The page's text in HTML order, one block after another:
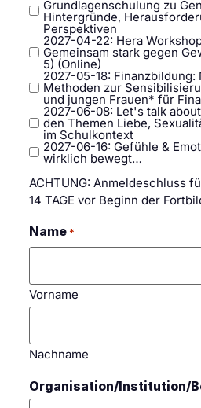
Grundlagenschulung zu
Hintergründe,
Perspektiven
2027-04-22: Hera
Gemeinsam stark gegen
5) (Online)
2027-05-18: Finanzbildung:
Methoden zur
und jungen Frauen* für
2027-06-08: Let's talk about - Zum Umgang mit
den Themen Liebe,
im Schulkontext
2027-06-16: Gefühle &
wirklich bewegt…
ACHTUNG: Anmeldeschluss
14 TAGE vor Beginn der
Name *
Vorname
Nachname
Organisation/Institution/